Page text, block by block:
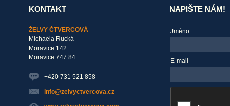
KONTAKT
ŽELVY ČTVERCOVÁ
Michaela Rucká
Moravice 142
Moravice 747 84
+420 731 521 858
info@zelvyctvercova.cz
NAPIŠTE NÁM!
Jméno
E-mail